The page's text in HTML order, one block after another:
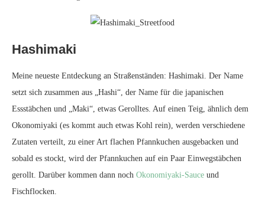
Hashimaki
Meine neueste Entdeckung an Straßenständen: Hashimaki. Der Name
setzt sich zusammen aus „Hashi“, der Name für die japanischen
Essstäbchen und „Maki“, etwas Gerolltes. Auf einen Teig, ähnlich dem
Okonomiyaki (es kommt auch etwas Kohl rein), werden verschiedene
Zutaten verteilt, zu einer Art flachen Pfannkuchen ausgebacken und
sobald es stockt, wird der Pfannkuchen auf ein Paar Einwegstäbchen
gerollt. Darüber kommen dann noch Okonomiyaki-Sauce und
Fischflocken.